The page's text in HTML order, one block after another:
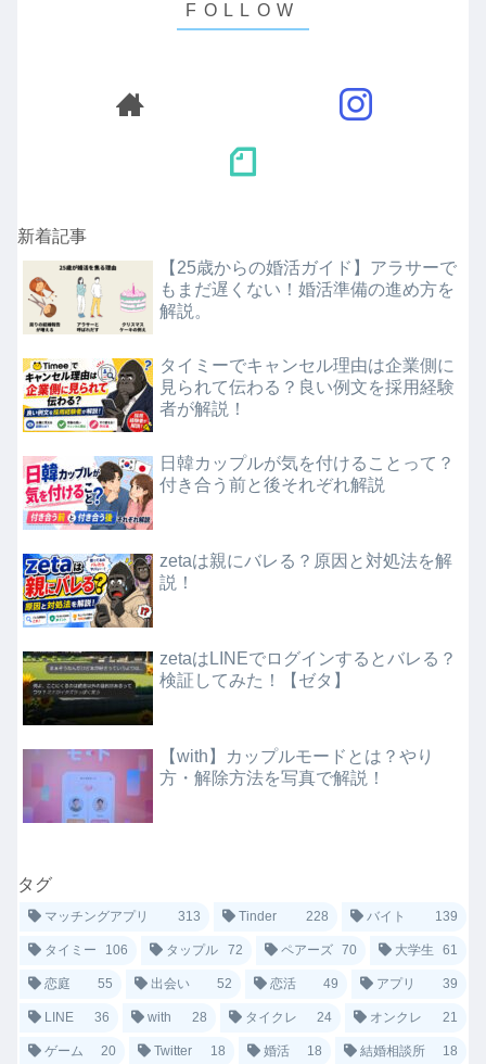
新着記事
【25歳からの婚活ガイド】アラサーで
もまだ遅くない！婚活準備の進め方を
解説。
タイミーでキャンセル理由は企業側に
見られて伝わる？良い例文を採用経験
者が解説！
日韓カップルが気を付けることって？
付き合う前と後それぞれ解説
zetaは親にバレる？原因と対処法を解
説！
zetaはLINEでログインするとバレる？
検証してみた！【ゼタ】
【with】カップルモードとは？やり
方・解除方法を写真で解説！
タグ
マッチングアプリ 313 Tinder 228 バイト 139
タイミー 106 タップル 72 ペアーズ 70 大学生 61
恋庭 55 出会い 52 恋活 49 アプリ 39
LINE 36 with 28 タイクレ 24 オンクレ 21
ゲーム 20 Twitter 18 婚活 18 結婚相談所 18